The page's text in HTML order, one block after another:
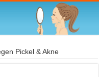
Pickel & Akne